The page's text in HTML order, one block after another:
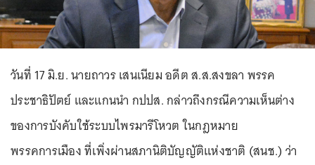
วันที่ 17 มิ.ย. นายถาวร เสนเนียม อดีต ส.ส.สงขลา พรรค
ประชาธิปัตย์ และแกนนำ กปปส. กล่าวถึงกรณีความเห็นต่าง
ของการบังคับใช้ระบบไพรมารีโหวต ในกฎหมาย
พรรคการเมือง ที่เพิ่งผ่านสภานิติบัญญัติแห่งชาติ (สนช.) ว่า